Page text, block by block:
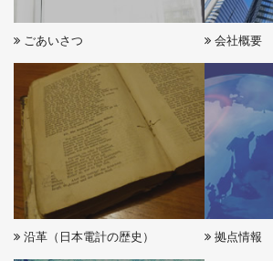
ごあいさつ 会社概要
沿革（日本電計の歴史） 拠点情報